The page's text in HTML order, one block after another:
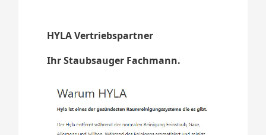
HYLA Vertriebspartner
Ihr Staubsauger Fachmann.